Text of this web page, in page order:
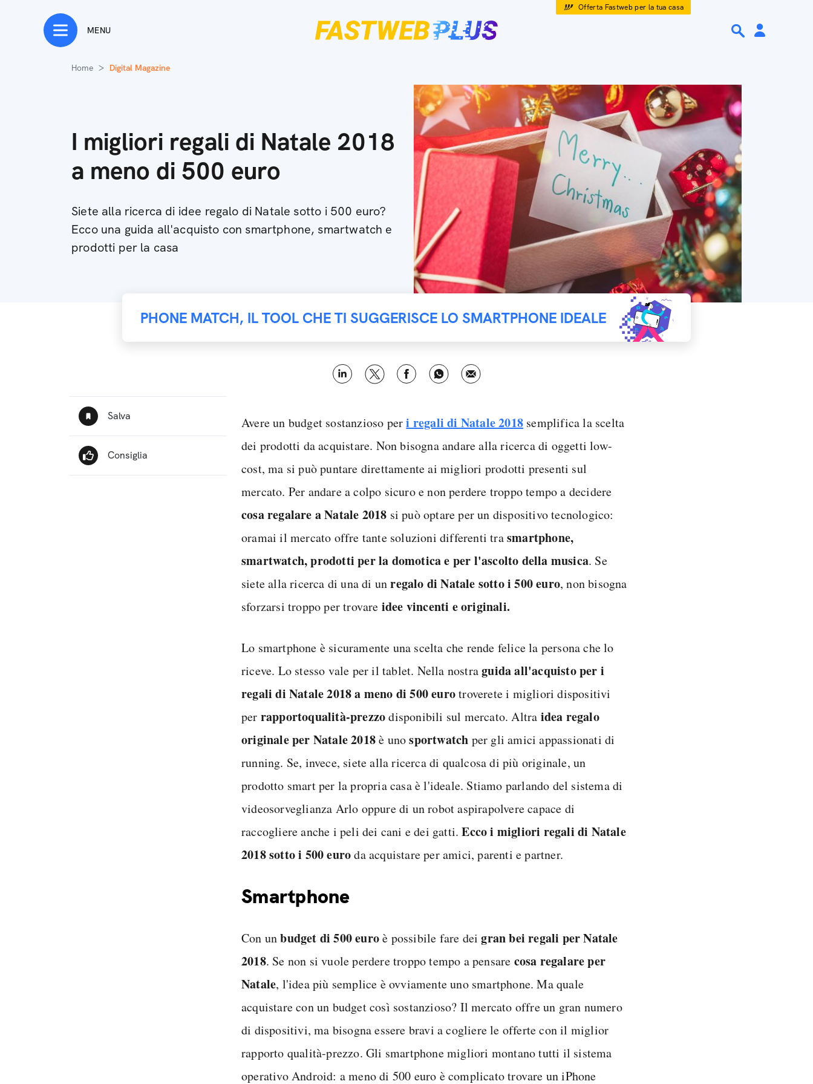
Offerta Fastweb per la tua casa
MENU
Home Digital Magazine
I migliori regali di Natale 2018
a meno di 500 euro
Siete alla ricerca di idee regalo di Natale sotto i 500 euro?
Ecco una guida all'acquisto con smartphone, smartwatch e
prodotti per la casa
PHONE MATCH, IL TOOL CHE TI SUGGERISCE LO SMARTPHONE IDEALE
Avere un budget sostanzioso peri regali di Natale 2018 semplifica la scelta
dei prodotti da acquistare. Non bisogna andare alla ricerca di oggetti low-
cost, ma si può puntare direttamente ai migliori prodotti presenti sul
mercato. Per andare a colpo sicuro e non perdere troppo tempo a decidere
cosa regalare a Natale 2018 si può optare per un dispositivo tecnologico:
oramai il mercato offre tante soluzioni differenti trasmartphone,
smartwatch, prodotti per la domotica e per l'ascolto della musica. Se
siete alla ricerca di una di unregalo di Natale sotto i 500 euro, non bisogna
sforzarsi troppo per trovare idee vincenti e originali.
Lo smartphone è sicuramente una scelta che rende felice la persona che lo
riceve. Lo stesso vale per il tablet. Nella nostraguida all'acquisto per i
regali di Natale 2018 a meno di 500 eurotroverete i migliori dispositivi
per rapportoqualità-prezzodisponibili sul mercato. Altra idea regalo
originale per Natale 2018è unosportwatch per gli amici appassionati di
running. Se, invece, siete alla ricerca di qualcosa di più originale, un
prodotto smart per la propria casa è l'ideale. Stiamo parlando del sistema di
videosorveglianza Arlo oppure di un robot aspirapolvere capace di
raccogliere anche i peli dei cani e dei gatti.Ecco i migliori regali di Natale
2018 sotto i 500 euroda acquistare per amici, parenti e partner.
Smartphone
Con unbudget di 500 euroè possibile fare deigran bei regali per Natale
2018. Se non si vuole perdere troppo tempo a pensare cosa regalare per
Natale, l'idea più semplice è ovviamente uno smartphone. Ma quale
acquistare con un budget così sostanzioso? Il mercato offre un gran numero
di dispositivi, ma bisogna essere bravi a cogliere le offerte con il miglior
rapporto qualità-prezzo. Gli smartphone migliori montano tutti il sistema
operativo Android: a meno di 500 euro è complicato trovare un iPhone